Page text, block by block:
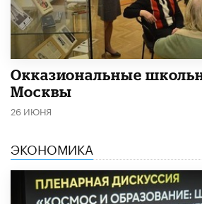
​Окказиональные
Москвы
26 ИЮНЯ
ЭКОНОМИКА